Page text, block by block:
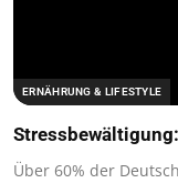
ERNÄHRUNG & LIFESTYLE
Über 60% der